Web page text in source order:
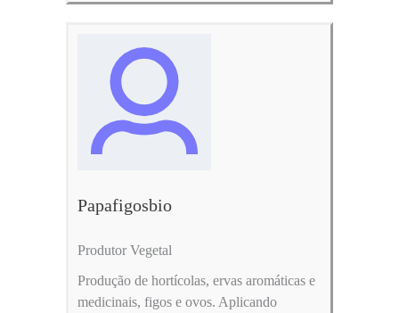
Papafigosbio
Produtor Vegetal
Produção de hortícolas, ervas aromáticas e
medicinais, figos e ovos. Aplicando